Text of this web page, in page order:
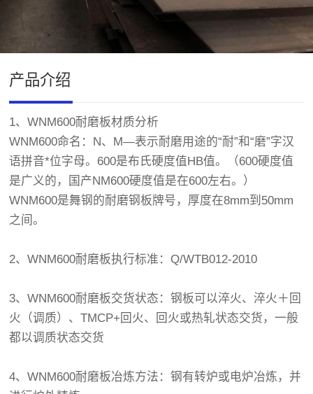
产品介绍
1、WNM600耐磨板材质分析
WNM600命名：N、M—表示耐磨用途的“耐”和“磨”字汉
语拼音*位字母。600是布氏硬度值HB值。（600硬度值
是广义的，国产NM600硬度值是在600左右。）
WNM600是舞钢 的耐磨钢板牌号，厚度在8mm到50mm
之间。
2、WNM600耐磨板执行标准：Q/WTB012-2010
3、WNM600耐磨板交货状态：钢板可以淬火、淬火＋ 回
火 （调质）、TMCP+回火、回火或热轧状态交货，一般
都以调质状态交货
4、WNM600耐磨板冶炼方法：钢有转炉或电炉冶炼，并